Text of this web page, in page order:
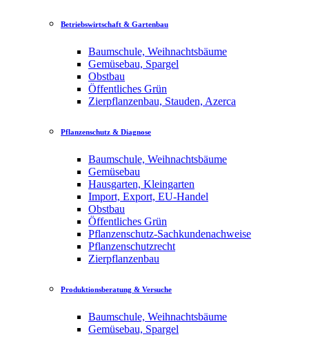
Betriebswirtschaft & Gartenbau
Baumschule, Weihnachtsbäume
Gemüsebau, Spargel
Obstbau
Öffentliches Grün
Zierpflanzenbau, Stauden, Azerca
Pflanzenschutz & Diagnose
Baumschule, Weihnachtsbäume
Gemüsebau
Hausgarten, Kleingarten
Import, Export, EU-Handel
Obstbau
Öffentliches Grün
Pflanzenschutz-Sachkundenachweise
Pflanzenschutzrecht
Zierpflanzenbau
Produktionsberatung & Versuche
Baumschule, Weihnachtsbäume
Gemüsebau, Spargel